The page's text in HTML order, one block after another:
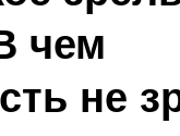
чем
не